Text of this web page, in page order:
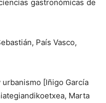
gastronómicas de
País Vasco,
[Iñigo García
Marta